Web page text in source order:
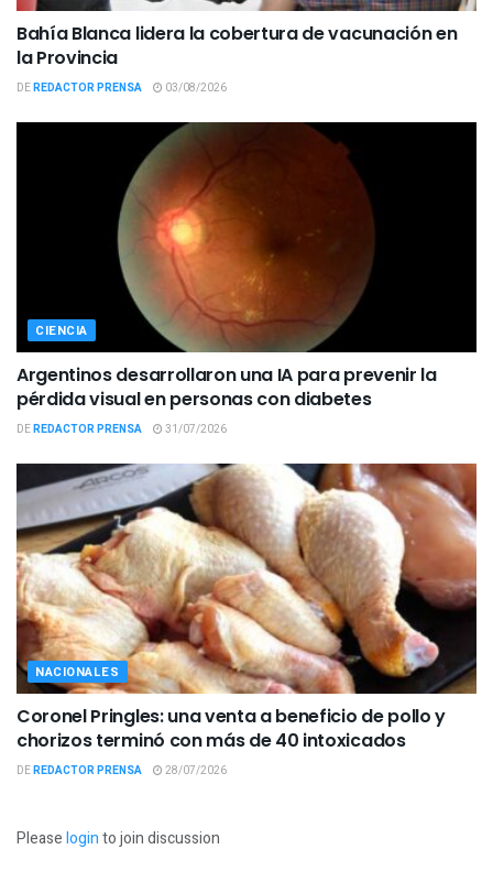
Bahía Blanca lidera la cobertura de vacunación en
la Provincia
DEREDACTOR PRENSA 03/08/2026
CIENCIA
Argentinos desarrollaron una IA para prevenir la
pérdida visual en personas con diabetes
DEREDACTOR PRENSA 31/07/2026
NACIONALES
Coronel Pringles: una venta a beneficio de pollo y
chorizos terminó con más de 40 intoxicados
DEREDACTOR PRENSA 28/07/2026
Pleaseloginto join discussion